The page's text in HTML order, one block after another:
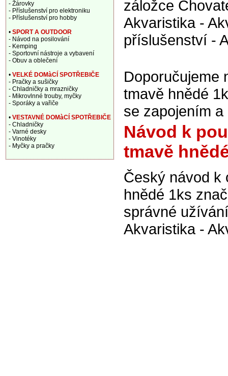
záložce
Akvaristika -
příslušenství -
Doporučujeme
tmavě hnědé
se zapojením
Návod k
tmavě
Český návod k
hnědé 1ks
správné
Akvaristika -
- Žárovky
- Příslušenství pro elektroniku
- Příslušenství pro hobby
• SPORT A OUTDOOR
- Návod na posilování
- Kemping
- Sportovní nástroje a vybavení
- Obuv a oblečení
• VELKÉ DOMàCÍ SPOTŘEBIČE
- Pračky a sušičky
- Chladničky a mrazničky
- Mikrovlnné trouby, myčky
- Sporáky a vařiče
• VESTAVNÉ DOMàCÍ SPOTŘEBIČE
- Chladničky
- Varné desky
- Vinotéky
- Myčky a pračky